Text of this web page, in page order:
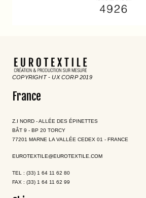
COPYRIGHT - UX CORP 2019
France
Z.I NORD - ALLÉE DES ÉPINETTES
BÂT 9 - BP 20 TORCY
77201 MARNE LA VALLÉE CEDEX 01 - FRANCE
EUROTEXTILE@EUROTEXTILE.COM
TEL : (33) 1 64 11 62 80
FAX : (33) 1 64 11 62 99